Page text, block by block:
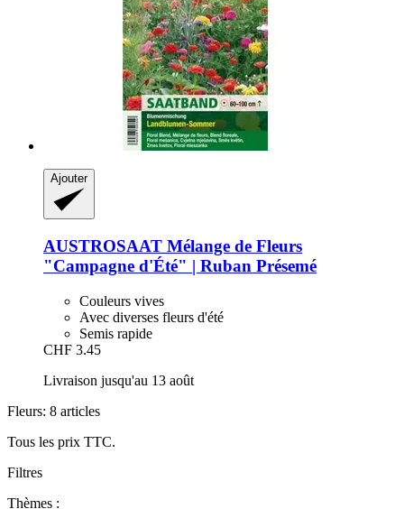
Ajouter
AUSTROSAAT Mélange de Fleurs
"Campagne d'Été" | Ruban Présemé
Couleurs vives
Avec diverses fleurs d'été
Semis rapide
CHF 3.45
Livraison jusqu'au 13 août
Fleurs: 8 articles
Tous les prix TTC.
Filtres
Thèmes :